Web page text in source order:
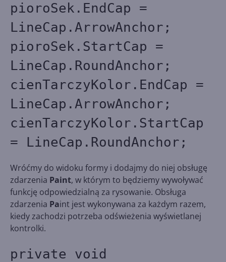
pioroSek.EndCap =
LineCap.ArrowAnchor;
pioroSek.StartCap =
LineCap.RoundAnchor;
cienTarczyKolor.EndCap =
LineCap.ArrowAnchor;
cienTarczyKolor.StartCap
= LineCap.RoundAnchor;
Wróćmy do widoku formy i dodajmy do niej obsługę
zdarzenia Paint, w którym to będziemy wywoływać
funkcję odpowiedzialną za rysowanie. Obsługa
zdarzenia Paint jest wykonywana za każdym razem,
kiedy zachodzi potrzeba odświeżenia wyświetlanej
kontrolki.
private void